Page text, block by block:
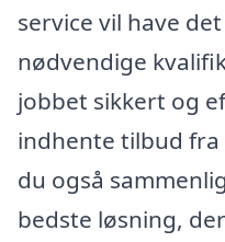
service vil have
nødvendige
jobbet sikkert og
indhente tilbud
du også
bedste løsning,